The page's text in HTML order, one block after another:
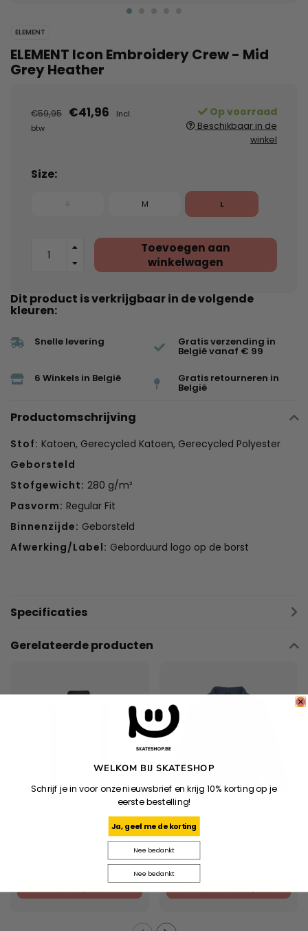
ELEMENT
ELEMENT Icon Embroidery Crew - Mid
Grey Heather
€59,95 €41,96
Incl.
btw
Op voorraad
Beschikbaar in de
winkel
Size:
M L
Toevoegen aan
winkelwagen
Dit product is verkrijgbaar in de volgende
kleuren:
Snelle levering Gratis verzending in
België vanaf € 99
6 Winkels in België Gratis retourneren in
België
Productomschrijving
Stof: Katoen, Gerecycled Katoen, Gerecycled Polyester
Geborsteld
Stofgewicht: 280 g/m²
Pasvorm: Regular Fit
Binnenzijde: Geborsteld
Afwerking/Label: Geborduurd logo op de borst
Specificaties
Gerelateerde producten
Couronne Quarter Zip -
Light Beige
Oakport Quarter Zip -
Retro Indigo
€69,95
WELKOM BIJ SKATESHOP
Schrijf je in voor onze nieuwsbrief en krijg 10% korting op je
eerste bestelling!
Ja, geef me de korting
Nee bedankt
Nee bedankt